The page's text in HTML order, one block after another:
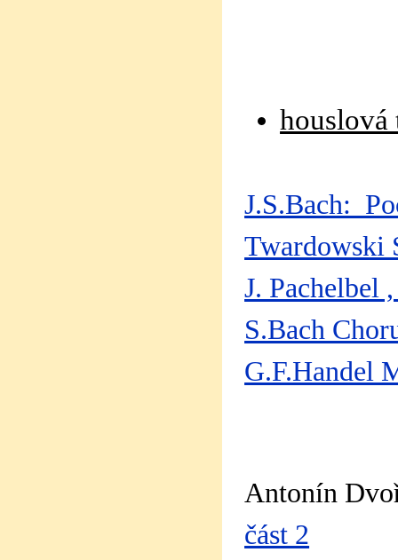
J.S.Bach:
Twardowski
J. Pachelbel
S.Bach
G.F.Handel
Antonín
část 2